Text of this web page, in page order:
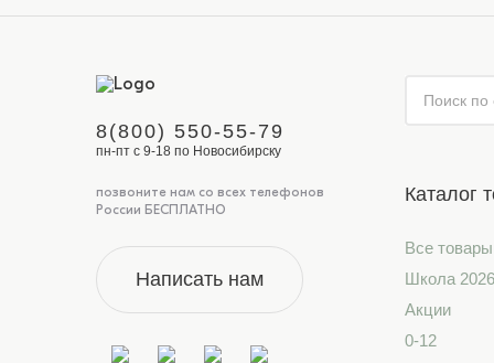
8(800) 550-55-79
пн-пт с 9-18 по Новосибирску
позвоните нам со всех телефонов
России БЕСПЛАТНО
Написать нам
Каталог
Все товары
Школа 2026
Акции
0-12